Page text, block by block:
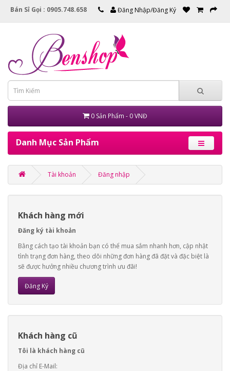
Bán Sỉ Gọi : 0905.748.658 Đăng Nhập/Đăng Ký
0 Sản Phẩm - 0 VNĐ
Danh Mục Sản Phẩm
Tài khoản Đăng nhập
Khách hàng mới
Đăng ký tài khoản
Bằng cách tạo tài khoản bạn có thể mua sắm nhanh hơn, cập nhật
tình trạng đơn hàng, theo dõi những đơn hàng đã đặt và đặc biệt là
sẽ được hưởng nhiều chương trình ưu đãi!
Đăng Ký
Khách hàng cũ
Tôi là khách hàng cũ
Địa chỉ E-Mail: